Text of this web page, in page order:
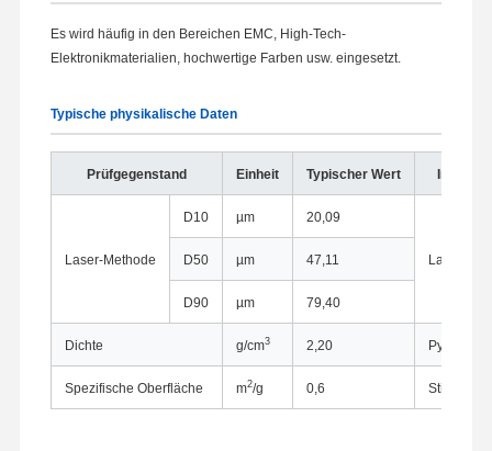
Es wird häufig in den Bereichen EMC, High-Tech-
Elektronikmaterialien, hochwertige Farben usw. eingesetzt.
Typische physikalische Daten
Prüfgegenstand Einheit Typischer Wert
Laser-Methode
D10 µm 20,09
Laser-
D50 µm 47,11
D90 µm 79,40
Dichte g/cm3 2,20
Spezifische Oberfläche m2/g 0,6